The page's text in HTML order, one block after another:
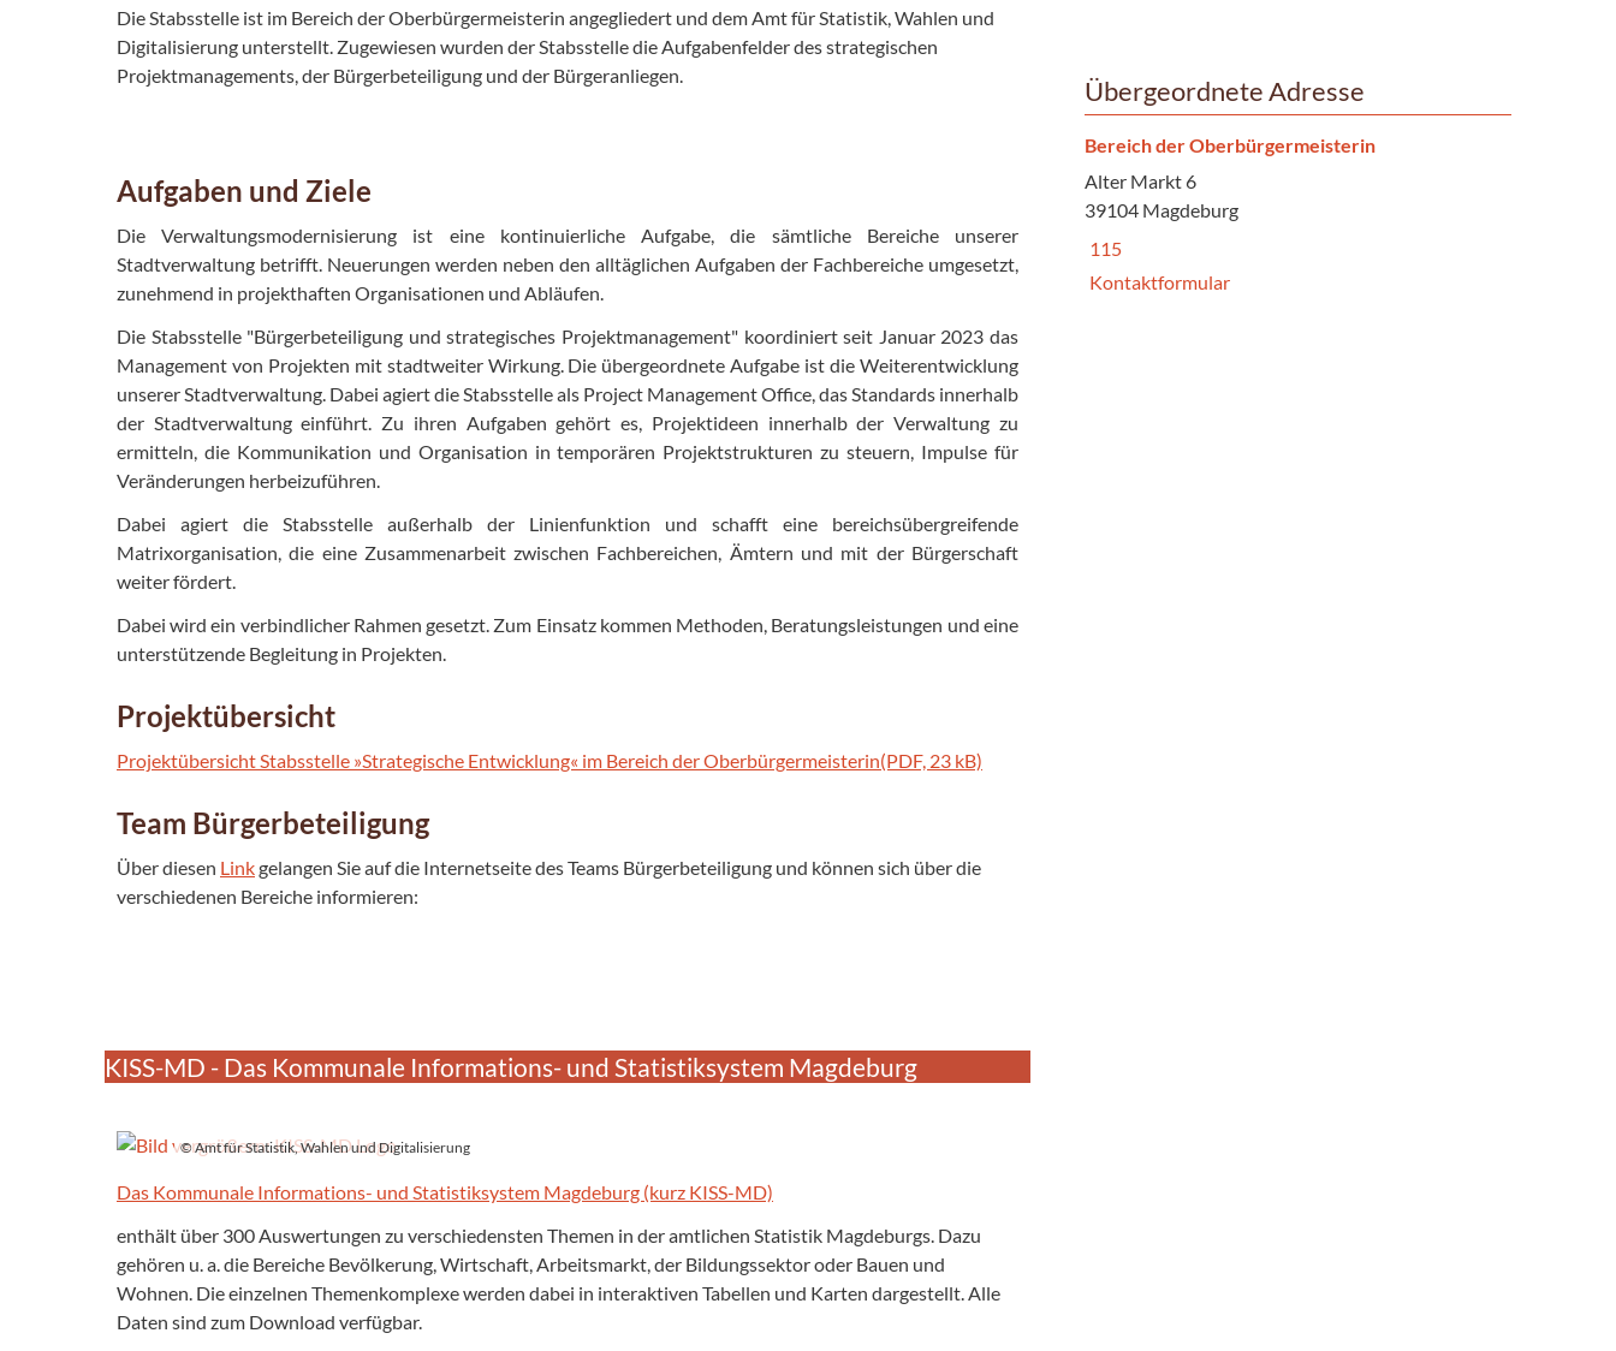
Die Stabsstelle ist im Bereich der Oberbürgermeisterin angegliedert und dem Amt für Statistik, Wahlen und
Digitalisierung unterstellt. Zugewiesen wurden der Stabsstelle die Aufgabenfelder des strategischen
Projektmanagements, der Bürgerbeteiligung und der Bürgeranliegen.
Aufgaben und Ziele
Die Verwaltungsmodernisierung ist eine kontinuierliche Aufgabe, die sämtliche Bereiche unserer
Stadtverwaltung betrifft. Neuerungen werden neben den alltäglichen Aufgaben der Fachbereiche umgesetzt,
zunehmend in projekthaften Organisationen und Abläufen.
Die Stabsstelle "Bürgerbeteiligung und strategisches Projektmanagement" koordiniert seit Januar 2023 das
Management von Projekten mit stadtweiter Wirkung. Die übergeordnete Aufgabe ist die Weiterentwicklung
unserer Stadtverwaltung. Dabei agiert die Stabsstelle als Project Management Office, das Standards innerhalb
der Stadtverwaltung einführt. Zu ihren Aufgaben gehört es, Projektideen innerhalb der Verwaltung zu
ermitteln, die Kommunikation und Organisation in temporären Projektstrukturen zu steuern, Impulse für
Veränderungen herbeizuführen.
Dabei agiert die Stabsstelle außerhalb der Linienfunktion und schafft eine bereichsübergreifende
Matrixorganisation, die eine Zusammenarbeit zwischen Fachbereichen, Ämtern und mit der Bürgerschaft
weiter fördert.
Dabei wird ein verbindlicher Rahmen gesetzt. Zum Einsatz kommen Methoden, Beratungsleistungen und eine
unterstützende Begleitung in Projekten.
Projektübersicht
Projektübersicht Stabsstelle »Strategische Entwicklung« im Bereich der Oberbürgermeisterin(PDF, 23 kB)
Team Bürgerbeteiligung
Über diesen Linkgelangen Sie auf die Internetseite des Teams Bürgerbeteiligung und können sich über die
verschiedenen Bereiche informieren:
KISS-MD - Das Kommunale Informations- und Statistiksystem Magdeburg
© Amt für Statistik, Wahlen und Digitalisierung
Das Kommunale Informations- und Statistiksystem Magdeburg (kurz KISS-MD)
enthält über 300 Auswertungen zu verschiedensten Themen in der amtlichen Statistik Magdeburgs. Dazu
gehören u. a. die Bereiche Bevölkerung, Wirtschaft, Arbeitsmarkt, der Bildungssektor oder Bauen und
Wohnen. Die einzelnen Themenkomplexe werden dabei in interaktiven Tabellen und Karten dargestellt. Alle
Daten sind zum Download verfügbar.
Übergeordnete Adresse
Bereich der Oberbürgermeisterin
Alter Markt 6
39104 Magdeburg
115
Kontaktformular